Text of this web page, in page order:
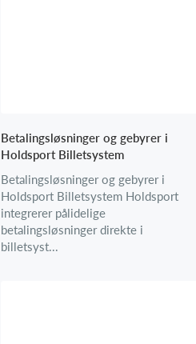
Betalingsløsninger og gebyrer i
Holdsport Billetsystem
Betalingsløsninger og gebyrer i
Holdsport Billetsystem Holdsport
integrerer pålidelige
betalingsløsninger direkte i
billetsyst...